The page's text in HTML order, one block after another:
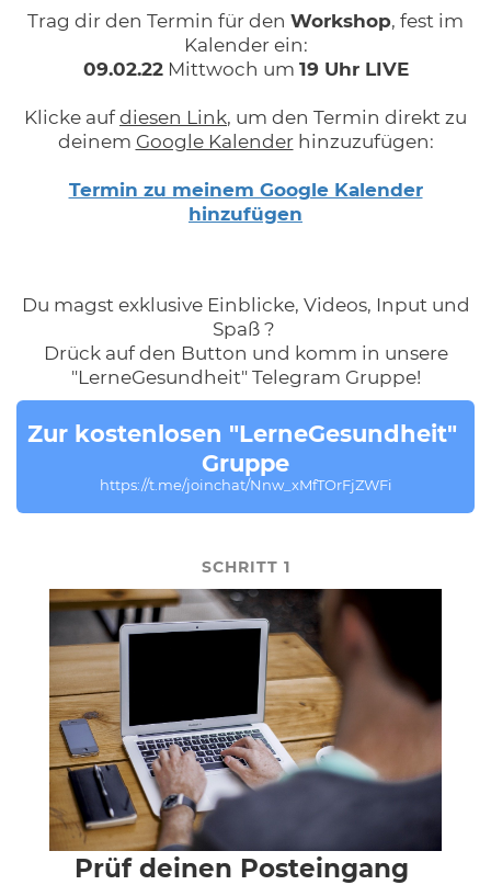
Trag dir den Termin für den Workshop, fest im
Kalender ein:
09.02.22Mittwoch um 19 Uhr LIVE
Klicke aufdiesen Link, um den Termin direkt zu
deinem Google Kalenderhinzuzufügen:
Termin zu meinem Google Kalender
hinzufügen
Du magst exklusive Einblicke, Videos, Input und
Spaß ?
Drück auf den Button und komm in unsere
"LerneGesundheit" Telegram Gruppe!
Zur kostenlosen "LerneGesundheit"
Gruppe
https://t.me/joinchat/Nnw_xMfTOrFjZWFi
SCHRITT 1
Prüf deinen Posteingang